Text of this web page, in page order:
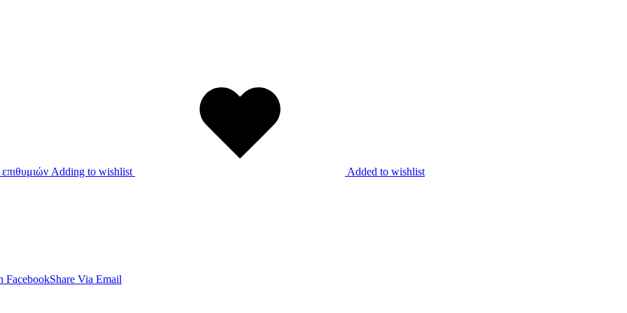
Adding to wishlist Added to wishlist
FacebookShare Via Email